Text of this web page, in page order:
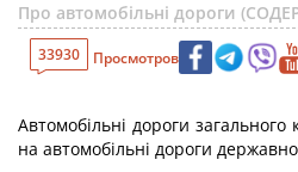
Про автомобільні дороги
33930 Просмотров
Автомобільні дороги
на автомобільні дороги